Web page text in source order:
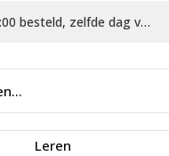
Leren
zelfde dag verstuurd